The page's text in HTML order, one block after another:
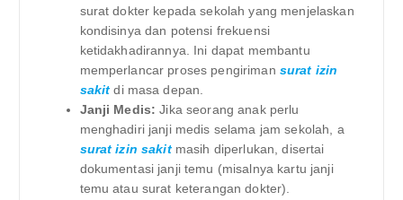
surat dokter kepada sekolah yang menjelaskan
kondisinya dan potensi frekuensi
ketidakhadirannya. Ini dapat membantu
memperlancar proses pengiriman surat izin
sakit di masa depan.
Janji Medis: Jika seorang anak perlu
menghadiri janji medis selama jam sekolah, a
surat izin sakitmasih diperlukan, disertai
dokumentasi janji temu (misalnya kartu janji
temu atau surat keterangan dokter).